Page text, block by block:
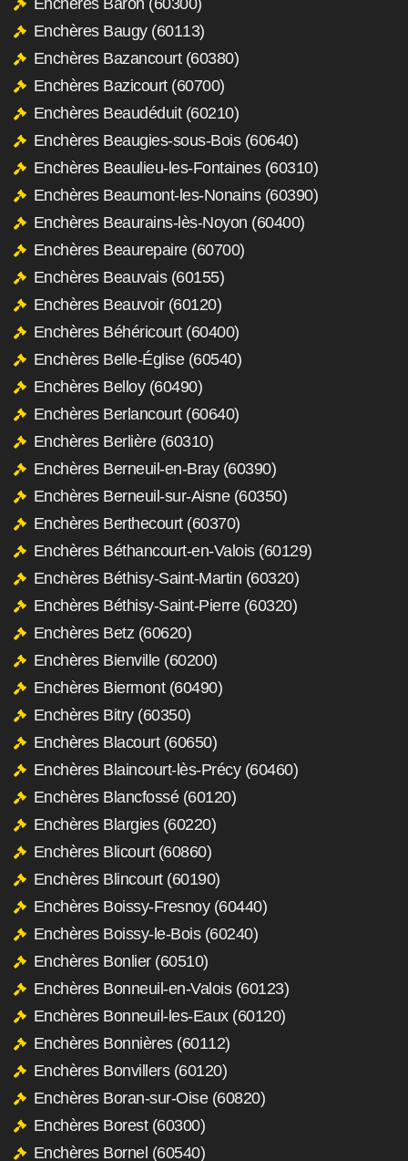
Enchères Baugy (60113)
Enchères Bazancourt (60380)
Enchères Bazicourt (60700)
Enchères Beaudéduit (60210)
Enchères Beaugies-sous-Bois (60640)
Enchères Beaulieu-les-Fontaines (60310)
Enchères Beaumont-les-Nonains (60390)
Enchères Beaurains-lès-Noyon (60400)
Enchères Beaurepaire (60700)
Enchères Beauvais (60155)
Enchères Beauvoir (60120)
Enchères Béhéricourt (60400)
Enchères Belle-Église (60540)
Enchères Belloy (60490)
Enchères Berlancourt (60640)
Enchères Berlière (60310)
Enchères Berneuil-en-Bray (60390)
Enchères Berneuil-sur-Aisne (60350)
Enchères Berthecourt (60370)
Enchères Béthancourt-en-Valois (60129)
Enchères Béthisy-Saint-Martin (60320)
Enchères Béthisy-Saint-Pierre (60320)
Enchères Betz (60620)
Enchères Bienville (60200)
Enchères Biermont (60490)
Enchères Bitry (60350)
Enchères Blacourt (60650)
Enchères Blaincourt-lès-Précy (60460)
Enchères Blancfossé (60120)
Enchères Blargies (60220)
Enchères Blicourt (60860)
Enchères Blincourt (60190)
Enchères Boissy-Fresnoy (60440)
Enchères Boissy-le-Bois (60240)
Enchères Bonlier (60510)
Enchères Bonneuil-en-Valois (60123)
Enchères Bonneuil-les-Eaux (60120)
Enchères Bonnières (60112)
Enchères Bonvillers (60120)
Enchères Boran-sur-Oise (60820)
Enchères Borest (60300)
Enchères Bornel (60540)